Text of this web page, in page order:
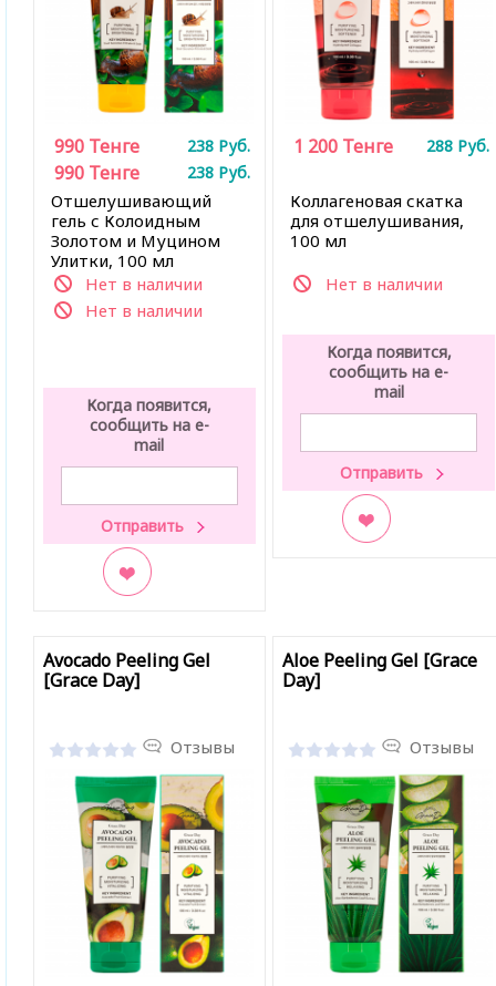
Отшелушивающий
гель с Колоидным
Золотом и Муцином
Улитки, 100 мл
Нет в наличии
990 Тенге 238 Руб.
Нет в наличии
990 Тенге 238 Руб.
Когда появится,
сообщить на e-
mail
Коллагеновая скатка
для отшелушивания,
100 мл
Нет в наличии
1 200 Тенге 288 Руб.
Когда появится,
сообщить на e-
mail
Avocado Peeling Gel
[Grace Day]
Отзывы
Aloe Peeling Gel [Grace
Day]
Отзывы